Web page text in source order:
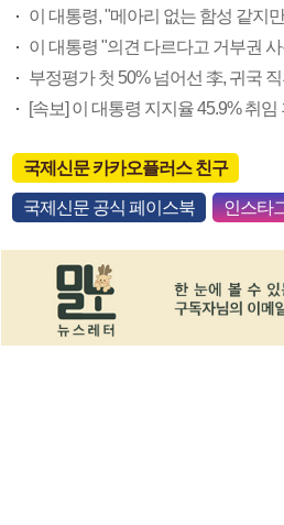
이 대통령, "메아리 없는 함성 같지
부정평가 첫 50% 넘어선 李, 귀국
국제신문 카카오플러스 친구
국제신문 공식 페이스북 인스타